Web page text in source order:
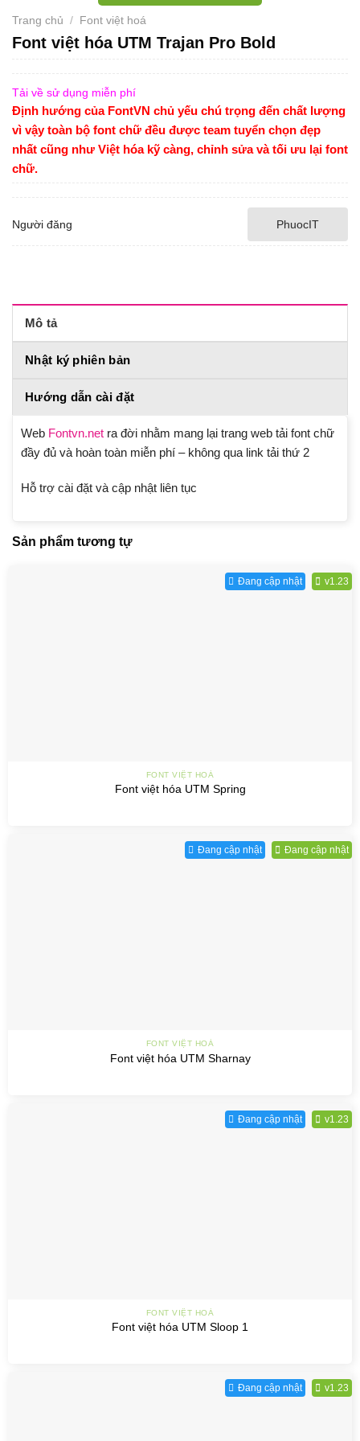
Trang chủ / Font việt hoá
Font việt hóa UTM Trajan Pro Bold
Tải về sử dụng miễn phí
Định hướng của FontVN chủ yếu chú trọng đến chất lượng
vì vậy toàn bộ font chữ đều được team tuyển chọn đẹp
nhất cũng như Việt hóa kỹ càng, chỉnh sửa và tối ưu lại font
chữ.
Người đăng PhuocIT
Mô tả
Nhật ký phiên bản
Hướng dẫn cài đặt
Web Fontvn.net ra đời nhằm mang lại trang web tải font chữ
đầy đủ và hoàn toàn miễn phí – không qua link tải thứ 2
Hỗ trợ cài đặt và cập nhật liên tục
Sản phẩm tương tự
Đang cập nhật v1.23
FONT VIỆT HOÁ
Font việt hóa UTM Spring
Đang cập nhật Đang cập nhật
FONT VIỆT HOÁ
Font việt hóa UTM Sharnay
Đang cập nhật v1.23
FONT VIỆT HOÁ
Font việt hóa UTM Sloop 1
Đang cập nhật v1.23